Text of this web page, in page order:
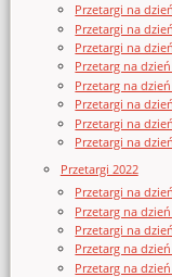
Przetargi na
Przetargi na
Przetargi na
Przetarg na
Przetarg na
Przetargi na
Przetargi na
Przetargi na
Przetargi 2022
Przetargi na
Przetarg na
Przetargi na
Przetarg na
Przetarg na